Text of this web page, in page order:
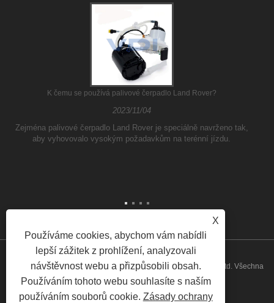
K čemu se používá palivové čerpadlo Land Rover?
2023/11/04
Zejména palivové čerpadlo Land Rover je speciálně navrženo tak,
aby vyhovovalo vysokým požadavkům na terénní jízdu.
Copyright © 2026 Guangzhou ATH Automotive Electronics Co., Ltd. Všechna
X
Používáme cookies, abychom vám nabídli
lepší zážitek z prohlížení, analyzovali
návštěvnost webu a přizpůsobili obsah.
Používáním tohoto webu souhlasíte s naším
používáním souborů cookie. Zásady ochrany